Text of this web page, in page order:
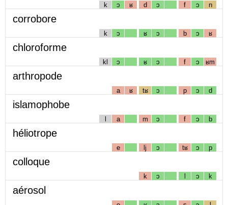
k ɔ ʁ d ɔ f ɔ n
corrobore
k ɔ ʁ ɔ b ɔ ʁ
chloroforme
kl ɔ ʁ ɔ f ɔ ʁm
arthropode
a ʁ tʁ ɔ p ɔ d
islamophobe
l a m ɔ f ɔ b
héliotrope
e lj ɔ tʁ ɔ p
colloque
k ɔ l ɔ k
aérosol